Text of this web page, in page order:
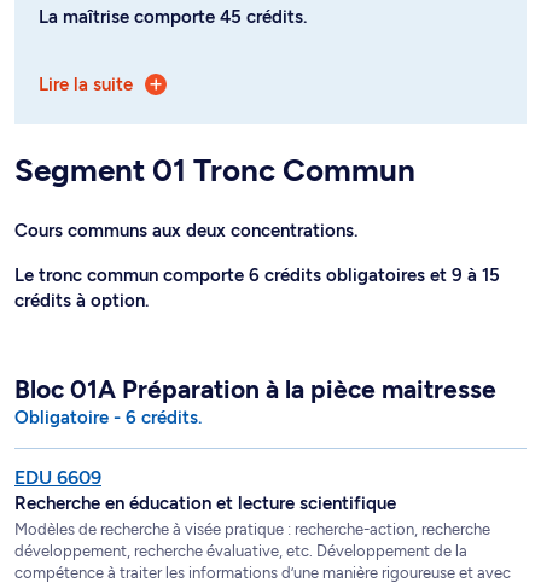
La maîtrise comporte 45 crédits.
littérature jeunesse
- concentration enseignement des langues secondes
Lire la suite
Segment 01 Tronc Commun
Cours communs aux deux concentrations.
Le tronc commun comporte 6 crédits obligatoires et 9 à 15
crédits à option.
Bloc 01A Préparation à la pièce maitresse
Obligatoire - 6 crédits.
EDU 6609
Recherche en éducation et lecture scientifique
Modèles de recherche à visée pratique : recherche-action, recherche
développement, recherche évaluative, etc. Développement de la
compétence à traiter les informations d’une manière rigoureuse et avec